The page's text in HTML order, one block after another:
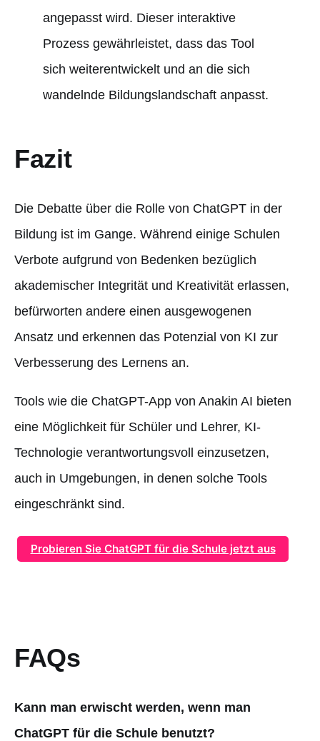
angepasst wird. Dieser interaktive
Prozess gewährleistet, dass das Tool
sich weiterentwickelt und an die sich
wandelnde Bildungslandschaft anpasst.
Fazit
Die Debatte über die Rolle von ChatGPT in der
Bildung ist im Gange. Während einige Schulen
Verbote aufgrund von Bedenken bezüglich
akademischer Integrität und Kreativität erlassen,
befürworten andere einen ausgewogenen
Ansatz und erkennen das Potenzial von KI zur
Verbesserung des Lernens an.
Tools wie die ChatGPT-App von Anakin AI bieten
eine Möglichkeit für Schüler und Lehrer, KI-
Technologie verantwortungsvoll einzusetzen,
auch in Umgebungen, in denen solche Tools
eingeschränkt sind.
Probieren Sie ChatGPT für die Schule jetzt aus
FAQs
Kann man erwischt werden, wenn man
ChatGPT für die Schule benutzt?